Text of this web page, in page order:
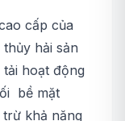
cấp của
hải sản
hoạt động
bề mặt
khả năng